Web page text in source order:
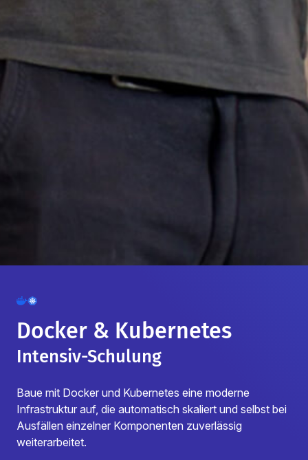
Docker & Kubernetes
Intensiv-Schulung
Baue mit Docker und Kubernetes eine moderne
Infrastruktur auf, die automatisch skaliert und selbst bei
Ausfällen einzelner Komponenten zuverlässig
weiterarbeitet.